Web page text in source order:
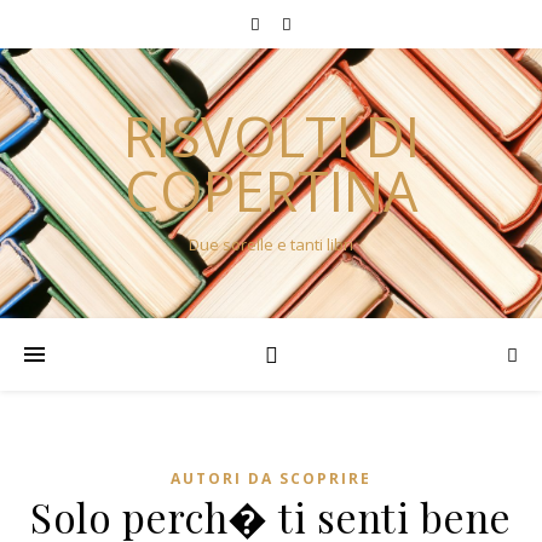
RISVOLTI DI
COPERTINA
Due sorelle e tanti libri
AUTORI DA SCOPRIRE
Solo perch� ti senti bene